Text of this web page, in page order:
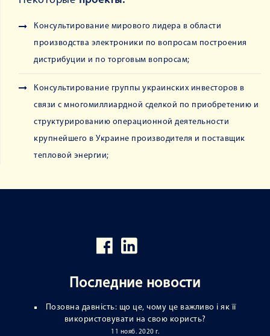
Консультирование мирового лидера в области
производства электроники по вопросам построения
дистрибуции и по торговым вопросам;
Консультирование группы украинских инвесторов в
связи с многомиллиардной сделкой по приобретению и
структурированию операционной деятельности
крупнейшего в Украине производителя и поставщик
тепловой энергии;
Последние новости
Позовна давність: що це, чому це важливо і як її
використовувати на свою користь?
11 нояб. 2020 г.